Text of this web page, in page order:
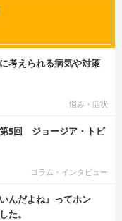
考えられる病気や対策
悩み・症状
5回 ジョージア・トビ
コラム・インタビュー
んだよね』ってホン
た。